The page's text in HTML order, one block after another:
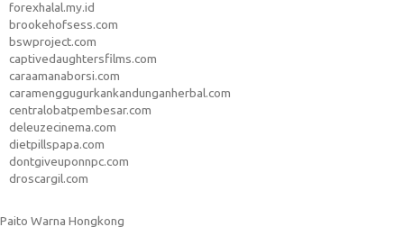
forexhalal.my.id
brookehofsess.com
bswproject.com
captivedaughtersfilms.com
caraamanaborsi.com
caramenggugurkankandunganherbal.com
centralobatpembesar.com
deleuzecinema.com
dietpillspapa.com
dontgiveuponnpc.com
droscargil.com
Paito Warna Hongkong